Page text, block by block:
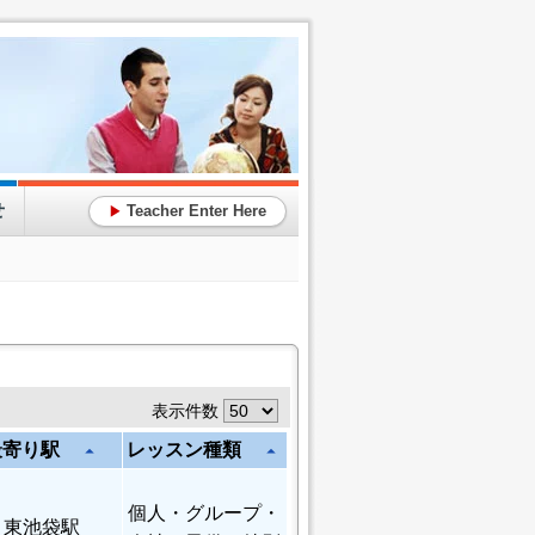
▶ Teacher Enter Here
表示件数
寄り駅 arrow_drop_up レッスン種類 arrow_drop_up
東池袋駅
個人
・グループ・